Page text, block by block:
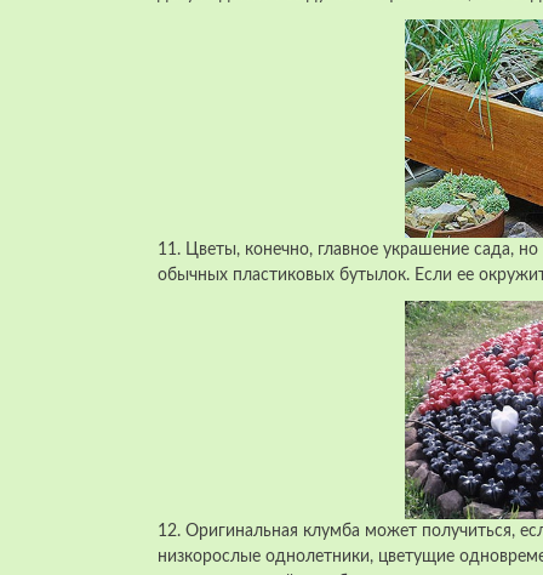
11. Цветы, конечно, главное украшение сада,
обычных пластиковых бутылок. Если ее
12. Оригинальная клумба может получиться,
низкорослые однолетники, цветущие